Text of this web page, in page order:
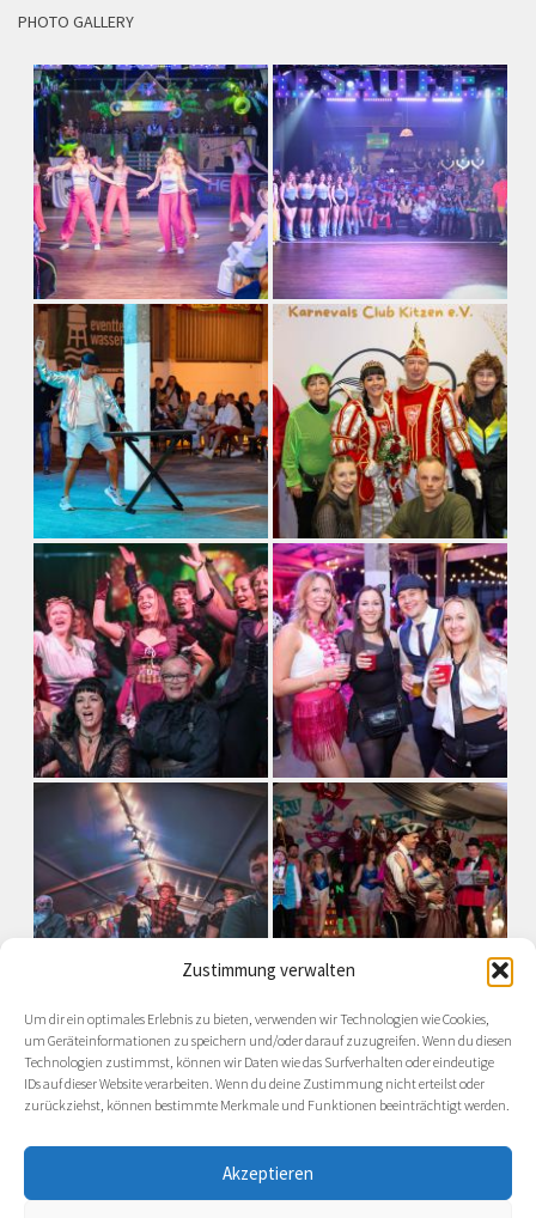
Zustimmung verwalten
Um dir ein optimales Erlebnis zu bieten, verwenden wir Technologien wie Cookies,
um Geräteinformationen zu speichern und/oder darauf zuzugreifen. Wenn du diesen
Technologien zustimmst, können wir Daten wie das Surfverhalten oder eindeutige
IDs auf dieser Website verarbeiten. Wenn du deine Zustimmung nicht erteilst oder
zurückziehst, können bestimmte Merkmale und Funktionen beeinträchtigt werden.
Akzeptieren
PHOTO GALLERY